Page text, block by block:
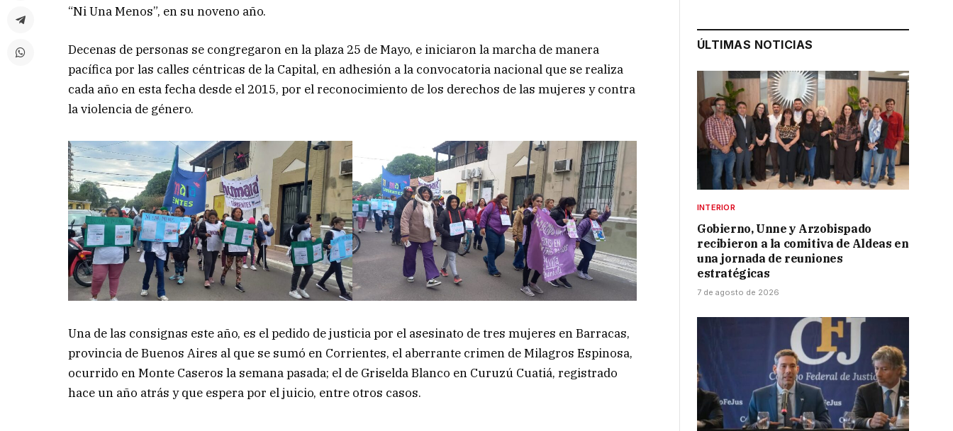
“Ni Una Menos”, en su noveno año.
Decenas de personas se congregaron en la plaza 25 de Mayo, e iniciaron la marcha de manera
pacífica por las calles céntricas de la Capital, en adhesión a la convocatoria nacional que se realiza
cada año en esta fecha desde el 2015, por el reconocimiento de los derechos de las mujeres y contra
la violencia de género.
Una de las consignas este año, es el pedido de justicia por el asesinato de tres mujeres en Barracas,
provincia de Buenos Aires al que se sumó en Corrientes, el aberrante crimen de Milagros Espinosa,
ocurrido en Monte Caseros la semana pasada; el de Griselda Blanco en Curuzú Cuatiá, registrado
hace un año atrás y que espera por el juicio, entre otros casos.
ÚLTIMAS NOTICIAS
INTERIOR
Gobierno, Unne y Arzobispado
recibieron a la comitiva de Aldeas en
una jornada de reuniones
estratégicas
7 de agosto de 2026